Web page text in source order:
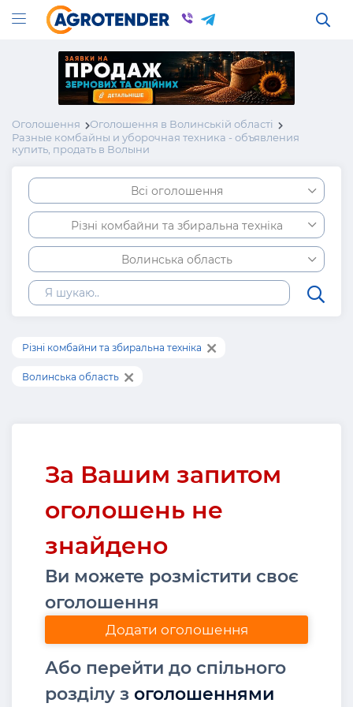
Оголошення
Оголошення в Волинській області
Разные комбайны и уборочная техника - объявления
купить, продать в Волыни
Всі оголошення
Різні комбайни та збиральна техніка
Волинська область
Різні комбайни та збиральна техніка
Волинська область
За Вашим запитом
оголошень не
знайдено
Ви можете розмістити своє
оголошення
Додати оголошення
Або перейти до спільного
розділу з оголошеннями